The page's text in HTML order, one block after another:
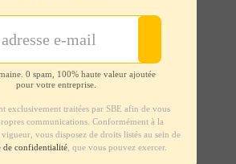
0 spam, 100% haute valeur ajoutée
pour votre entreprise.
exclusivement traitées par SBE afin de vous
communications. Conformément à la
vous disposez de droits listés au sein de
de confidentialité, que vous pouvez exercer.